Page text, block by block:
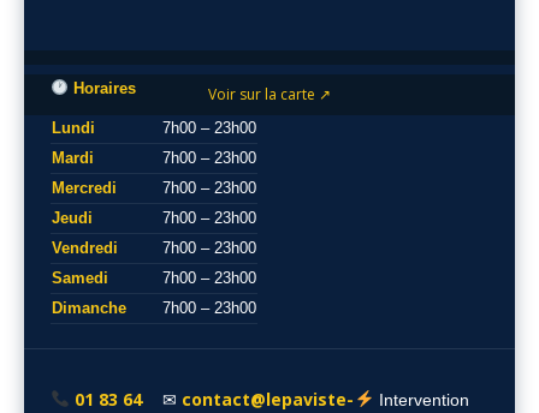
Voir sur la carte ↗
Horaires
Lundi
7h00 – 23h00
Mardi
7h00 – 23h00
Mercredi
7h00 – 23h00
Jeudi
7h00 – 23h00
Vendredi
7h00 – 23h00
Samedi
7h00 – 23h00
Dimanche
7h00 – 23h00
01 83 64
✉ contact@lepaviste-
Intervention